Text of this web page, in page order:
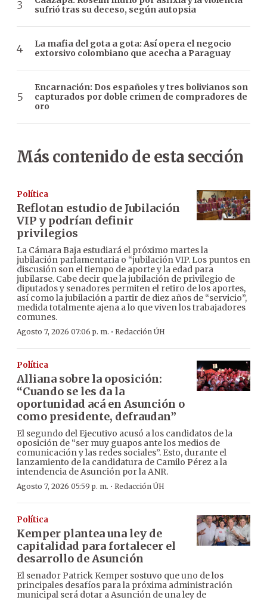
sufrió tras su deceso, según autopsia
La mafia del gota a gota: Así opera el negocio
extorsivo colombiano que acecha a Paraguay
Encarnación: Dos españoles y tres bolivianos son
capturados por doble crimen de compradores de
oro
Más contenido de esta sección
Política
Reflotan estudio de Jubilación
VIP y podrían definir
privilegios
La Cámara Baja estudiará el próximo martes la
jubilación parlamentaria o “jubilación VIP. Los puntos en
discusión son el tiempo de aporte y la edad para
jubilarse. Cabe decir que la jubilación de privilegio de
diputados y senadores permiten el retiro de los aportes,
así como la jubilación a partir de diez años de “servicio”,
medida totalmente ajena a lo que viven los trabajadores
comunes.
Agosto 7, 2026 07:06 p. m. · Redacción ÚH
Política
Alliana sobre la oposición:
“Cuando se les da la
oportunidad acá en Asunción o
como presidente, defraudan”
El segundo del Ejecutivo acusó a los candidatos de la
oposición de “ser muy guapos ante los medios de
comunicación y las redes sociales”. Esto, durante el
lanzamiento de la candidatura de Camilo Pérez a la
intendencia de Asunción por la ANR.
Agosto 7, 2026 05:59 p. m. · Redacción ÚH
Política
Kemper plantea una ley de
capitalidad para fortalecer el
desarrollo de Asunción
El senador Patrick Kemper sostuvo que uno de los
principales desafíos para la próxima administración
municipal será dotar a Asunción de una ley de